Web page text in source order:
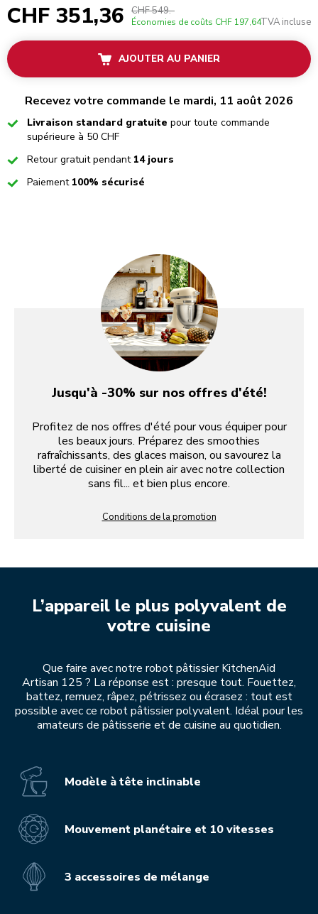
CHF 351,36 CHF 549.-
Économies de coûts CHF 197,64TVA incluse
AJOUTER AU PANIER
Recevez votre commande le mardi, 11 août 2026
CheckedLivraison standard gratuite pour toute commande
supérieure à 50 CHF
CheckedRetour gratuit pendant 14 jours
CheckedPaiement 100% sécurisé
Jusqu'à -30% sur nos offres d'été!
Profitez de nos offres d'été pour vous équiper pour
les beaux jours. Préparez des smoothies
rafraîchissants, des glaces maison, ou savourez la
liberté de cuisiner en plein air avec notre collection
sans fil... et bien plus encore.
Conditions de la promotion
L’appareil le plus polyvalent de
votre cuisine
Que faire avec notre robot pâtissier KitchenAid
Artisan 125 ? La réponse est : presque tout. Fouettez,
battez, remuez, râpez, pétrissez ou écrasez : tout est
possible avec ce robot pâtissier polyvalent. Idéal pour les
amateurs de pâtisserie et de cuisine au quotidien.
Modèle à tête inclinable
Mouvement planétaire et 10 vitesses
3 accessoires de mélange